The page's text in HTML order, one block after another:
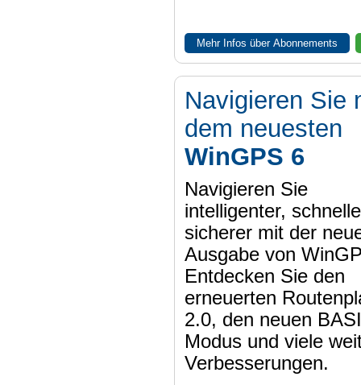
Mehr Infos über Abonnements
Navigieren Sie
dem neuesten
WinGPS 6
Navigieren Sie
intelligenter,
sicherer mit der
Ausgabe von
Entdecken Sie den
erneuerten
2.0, den neuen
Modus und viele
Verbesserungen.